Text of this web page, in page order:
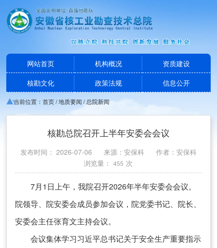
网站首页 机构概况
资质建设
核勘文化
政策法规 信息公开
当前位置：首页/地质要闻 /总院新闻
核勘总院召开上半年安委会会议
发布时间： 2026-07-06 来源：安保科
作者：安保科
浏览量：
455 次
7月1日上午，我院召开2026年半年安委会会议。
院领导、院安委会成员参加会议，院党委书记、院长、
安委会主任张育文主持会议。
会议集体学习习近平总书记关于安全生产重要指示